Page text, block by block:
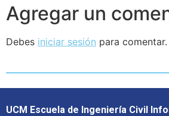
Agregar un
Debes iniciar sesión para comentar.
UCM Escuela de Ingeniería Civil